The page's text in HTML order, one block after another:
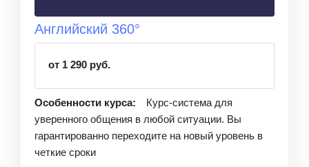
Английский 360°
от 1 290 руб.
Особенности курса:
Курс-система для
уверенного общения в любой ситуации. Вы
гарантированно переходите на новый уровень в
четкие сроки